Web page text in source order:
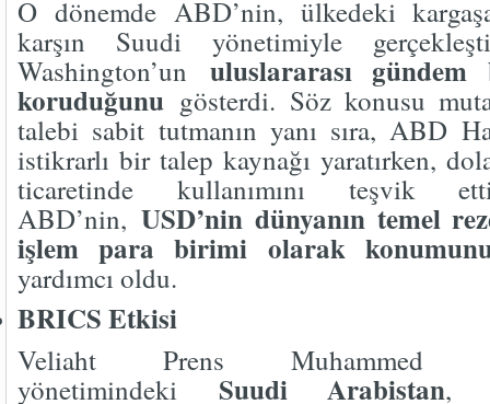
O dönemde ABD’nin, ülkedeki
karşın Suudi yönetimiyle
Washington’un uluslararası
koruduğunu gösterdi. Söz konusu
talebi sabit tutmanın yanı sıra, ABD
istikrarlı bir talep kaynağı yaratırken,
ticaretinde kullanımını teşvik
ABD’nin, USD’nin dünyanın temel
işlem para birimi olarak
yardımcı oldu.
BRICS Etkisi
Veliaht Prens Muhammed
yönetimindeki Suudi Arabistan,